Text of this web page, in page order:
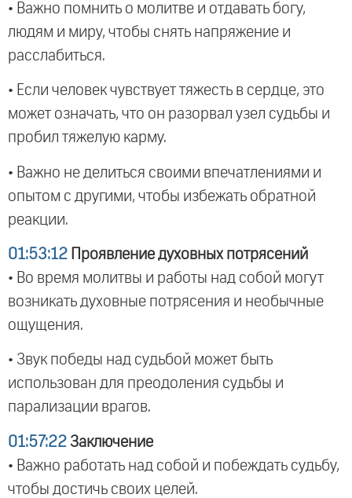
• Важно помнить о молитве и отдавать богу,
людям и миру, чтобы снять напряжение и
расслабиться.
• Если человек чувствует тяжесть в сердце, это
может означать, что он разорвал узел судьбы и
пробил тяжелую карму.
• Важно не делиться своими впечатлениями и
опытом с другими, чтобы избежать обратной
реакции.
01:53:12 Проявление духовных потрясений
• Во время молитвы и работы над собой могут
возникать духовные потрясения и необычные
ощущения.
• Звук победы над судьбой может быть
использован для преодоления судьбы и
парализации врагов.
01:57:22 Заключение
• Важно работать над собой и побеждать судьбу,
чтобы достичь своих целей.